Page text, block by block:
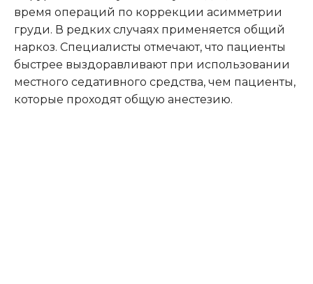
время операций по коррекции асимметрии
груди. В редких случаях применяется общий
наркоз. Специалисты отмечают, что пациенты
быстрее выздоравливают при использовании
местного седативного средства, чем пациенты,
которые проходят общую анестезию.